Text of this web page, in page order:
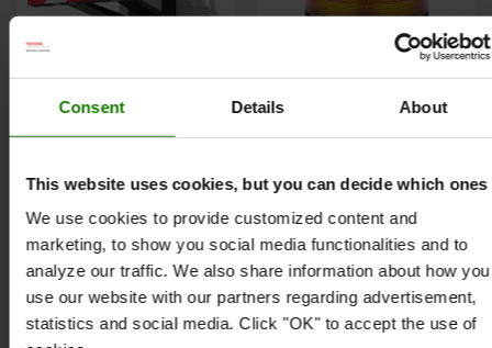
Consent Details About
This website uses cookies, but you can decide which ones
We use cookies to provide customized content and
marketing, to show you social media functionalities and to
analyze our traffic. We also share information about how you
use our website with our partners regarding advertisement,
statistics and social media. Click "OK" to accept the use of
Advarselslampe med
Godkendt til vejtrafik
Let og hurtig
montering.
Magnetisk tilslutning
til alle gaffeltyper
Fra 2.598 kr.
God signaleffekt
IP 65, støvtæt og
beskyttet mod
lavtryks-vandstråler
328 kr.